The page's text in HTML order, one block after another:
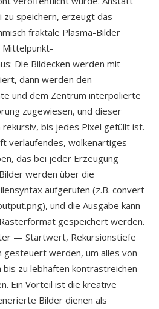
zu speichern, erzeugt das
fraktale Plasma-Bilder
Mittelpunkt-
Die Bildecken werden mit
dann werden den
und dem Zentrum interpolierte
zugewiesen, und dieser
bis jedes Pixel gefüllt ist.
verlaufendes, wolkenartiges
das bei jeder Erzeugung
werden über die
aufgerufen (z.B. convert
und die Ausgabe kann
gespeichert werden.
— Startwert, Rekursionstiefe
gesteuert werden, um alles von
zu lebhaften kontrastreichen
Ein Vorteil ist die kreative
Bilder dienen als